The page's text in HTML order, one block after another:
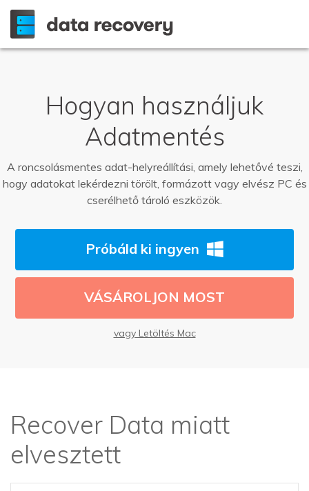
Hogyan használjuk
Adatmentés
A roncsolásmentes adat-helyreállítási, amely lehetővé teszi,
hogy adatokat lekérdezni törölt, formázott vagy elvész PC és
cserélhető tároló eszközök.
Próbáld ki ingyen
VÁSÁROLJON MOST
vagy Letöltés Mac
Recover Data miatt
elvesztett